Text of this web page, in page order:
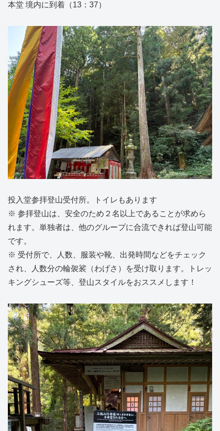
本堂 境内に到着（13：37）
投入堂参拝登山受付所。トイレもあります
※ 参拝登山は、安全のため２名以上であることが求めら
れます。単独者は、他のグループに合流できれば登山可能
です。
※ 受付所で、人数、服装や靴、出発時間などをチェック
され、人数分の輪袈裟（わげさ）を受け取ります。トレッ
キングシューズ等、登山スタイルをおススメします！